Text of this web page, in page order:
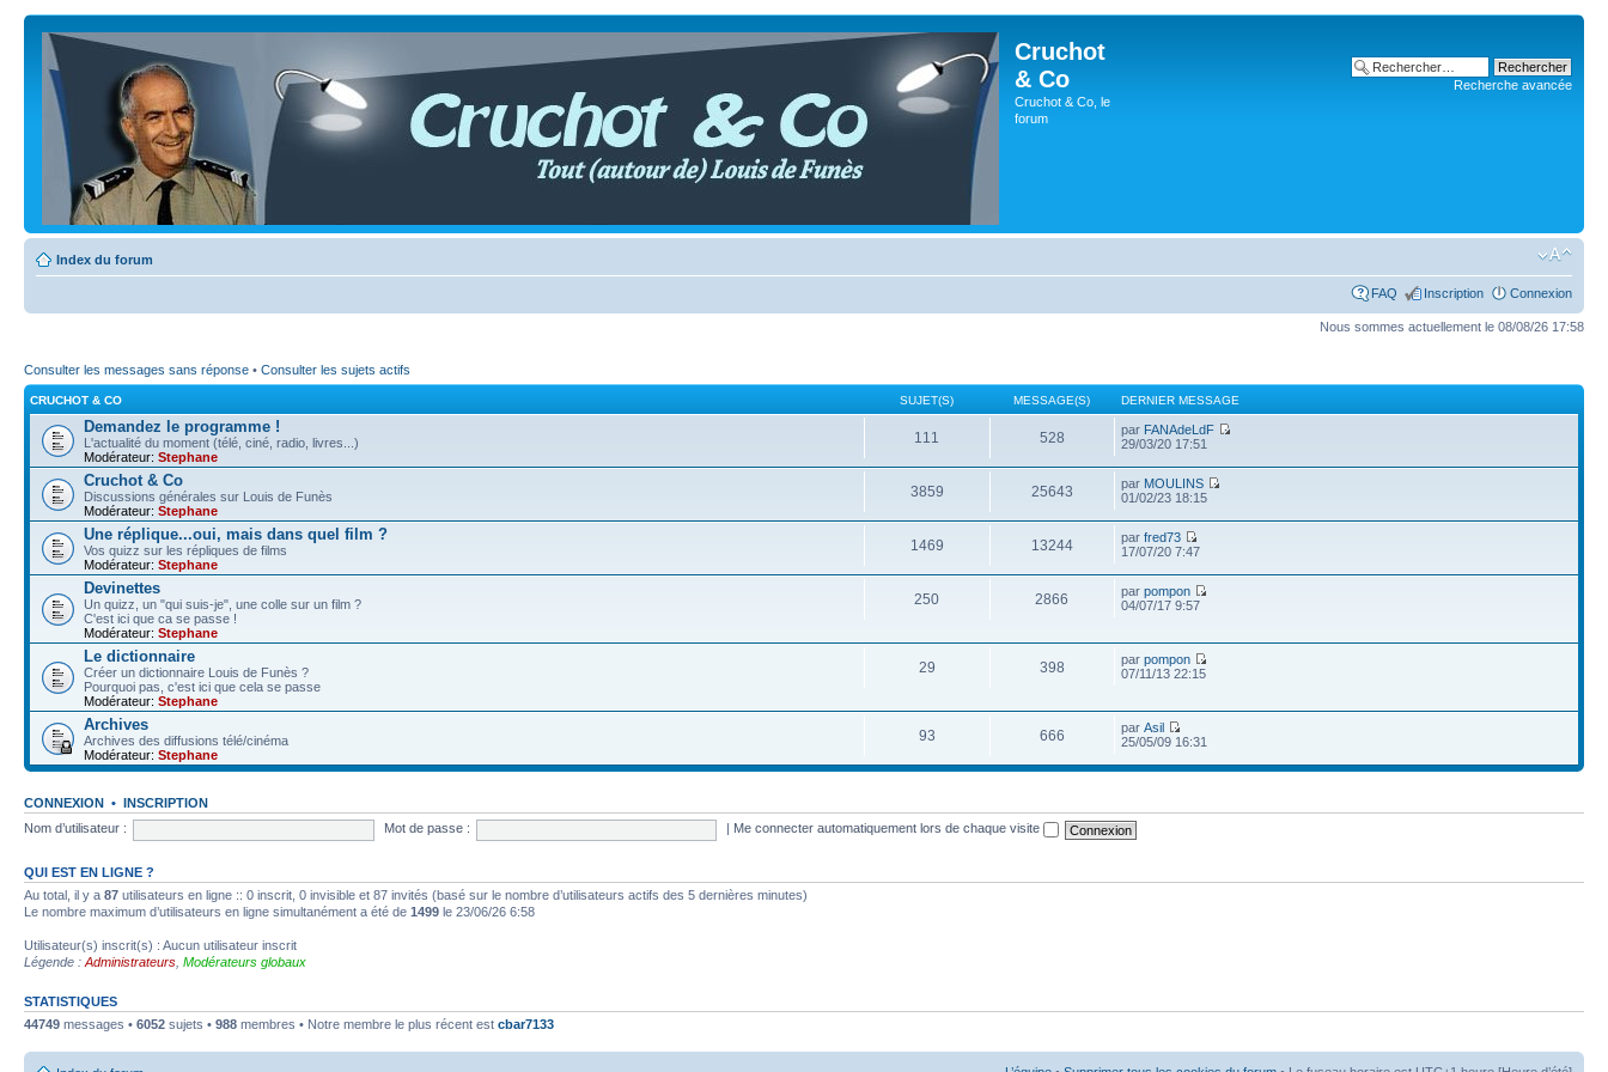
Cruchot
& Co
Cruchot & Co, le
forum
Recherche avancée
Index du forum
FAQ Inscription Connexion
Nous sommes actuellement le 08/08/26 17:58
Consulter les messages sans réponse • Consulter les sujets actifs
CRUCHOT & CO SUJET(S) MESSAGE(S) DERNIER MESSAGE
Demandez le programme !
L'actualité du moment (télé, ciné, radio, livres...)
Modérateur: Stephane
111 528 par FANAdeLdF
29/03/20 17:51
Cruchot & Co
Discussions générales sur Louis de Funès
Modérateur: Stephane
3859 25643 par MOULINS
01/02/23 18:15
Une réplique...oui, mais dans quel film ?
Vos quizz sur les répliques de films
Modérateur: Stephane
1469 13244 parfred73
17/07/20 7:47
Devinettes
Un quizz, un "qui suis-je", une colle sur un film ?
C'est ici que ca se passe !
Modérateur: Stephane
250 2866 parpompon
04/07/17 9:57
Le dictionnaire
Créer un dictionnaire Louis de Funès ?
Pourquoi pas, c'est ici que cela se passe
Modérateur: Stephane
29 398 parpompon
07/11/13 22:15
Archives
Archives des diffusions télé/cinéma
Modérateur: Stephane
93 666 parAsil
25/05/09 16:31
CONNEXION • INSCRIPTION
Nom d’utilisateur :
Mot de passe : Me connecter automatiquement lors de chaque visite
QUI EST EN LIGNE ?
Au total, il y a 87 utilisateurs en ligne :: 0 inscrit, 0 invisible et 87 invités (basé sur le nombre d’utilisateurs actifs des 5 dernières minutes)
Le nombre maximum d’utilisateurs en ligne simultanément a été de 1499 le 23/06/26 6:58
Utilisateur(s) inscrit(s) : Aucun utilisateur inscrit
Légende : Administrateurs Modérateurs globaux
STATISTIQUES
44749 messages • 6052 sujets • 988 membres • Notre membre le plus récent est cbar7133